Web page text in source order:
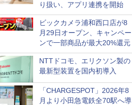
り扱い、アプリ連携を開始
ビックカメラ浦和西口店が8
月29日オープン、キャンペー
ンで一部商品が最大20%還元
NTTドコモ、エリクソン製の
最新型装置を国内初導入
「CHARGESPOT」2026年8
月より小田急電鉄全70駅へ導